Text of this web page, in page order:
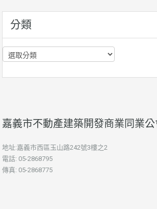
分類
分
類
嘉義市不動產建築開發商業同業
地址:嘉義市西區玉山路242號3樓之2
電話: 05-2868795
傳真: 05-2868775